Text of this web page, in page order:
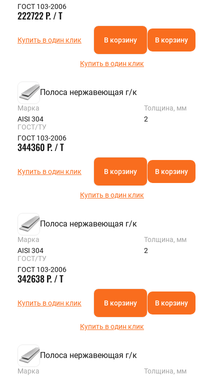
ГОСТ 103-2006
222722 Р. / Т
Купить в один клик В корзину В корзину
Купить в один клик
Полоса нержавеющая г/к
Марка
AISI 304
Толщина, мм
2
ГОСТ/ТУ
ГОСТ 103-2006
344360 Р. / Т
Купить в один клик В корзину В корзину
Купить в один клик
Полоса нержавеющая г/к
Марка
AISI 304
Толщина, мм
2
ГОСТ/ТУ
ГОСТ 103-2006
342638 Р. / Т
Купить в один клик В корзину В корзину
Купить в один клик
Полоса нержавеющая г/к
Марка
Толщина, мм